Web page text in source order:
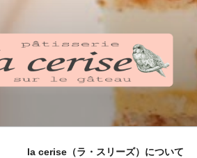
la cerise（ラ・スリーズ）について